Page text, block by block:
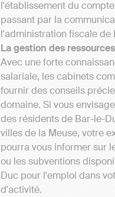
l'établissement du
passant par la
l'administration fiscale de
La gestion des
Avec une forte
salariale, les cabinets
fournir des conseils
domaine. Si vous
des résidents de Bar-le-
villes de la Meuse, votre
pourra vous informer sur
ou les subventions
Duc pour l'emploi dans
d'activité.